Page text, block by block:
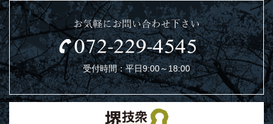
お気軽にお問い合わせ下さい
受付時間：平日9:00～18:00